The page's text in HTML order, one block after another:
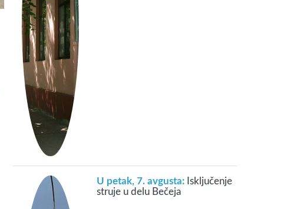
U petak, 7. avgusta: Isključenje
struje u delu Bečeja